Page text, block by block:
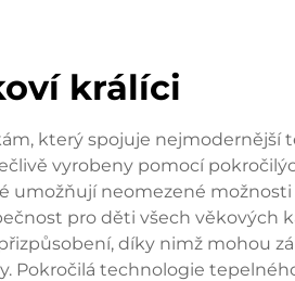
králíci
který spojuje nejmodernější
vyrobeny pomocí
neomezené možnosti
pro děti všech věkových
díky nimž mohou
Pokročilá technologie